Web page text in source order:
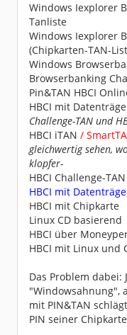
Windows Iexplorer
Tanliste
Windows Iexplorer
(Chipkarten-TAN-
Windows
Browserbanking
Pin&TAN HBCI
HBCI mit
Challenge-TAN und
HBCI iTAN /
gleichwertig sehen,
klopfer-
HBCI Challenge-
HBCI mit
HBCI mit Chipkarte
Linux CD basierend
HBCI über
HBCI mit Linux und
Das Problem dabei:
"Windowsahnung",
mit PIN&TAN
PIN seiner